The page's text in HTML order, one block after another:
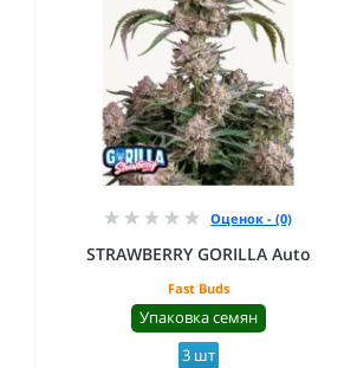
Оценок - (0)
STRAWBERRY GORILLA Auto
Fast Buds
Упаковка семян
3 шт